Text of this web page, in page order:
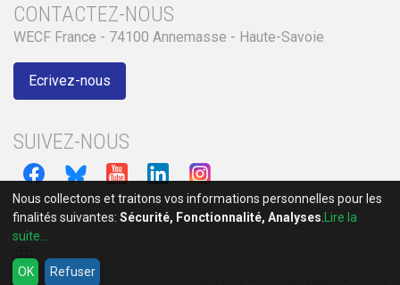
CONTACTEZ-NOUS
WECF France - 74100 Annemasse - Haute-Savoie
Ecrivez-nous
SUIVEZ-NOUS
language
Nous collectons et traitons vos informations personnelles pour les
finalités suivantes: Sécurité, Fonctionnalité, Analyses
Lire la
suite...
OK Refuser